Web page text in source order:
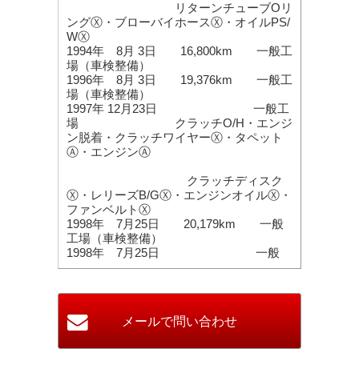
リターンチューブOリ
ングⓍ・ブローバイホースⓍ・オイルPS/
WⓍ
1994年 8月 3日 16,800km 一般工
場（車検整備）
1996年 8月 3日 19,376km 一般工
場（車検整備）
1997年 12月23日 一般工
場 クラッチO/H・エンジ
ン脱着・クラッチワイヤーⓍ・タペット
Ⓐ・エンジンⒶ
クラッチディスク
Ⓧ・レリーズB/GⓍ・エンジンオイルⓍ・
ファンベルトⓍ
1998年 7月25日 20,179km 一般
工場（車検整備）
1998年 7月25日 一般